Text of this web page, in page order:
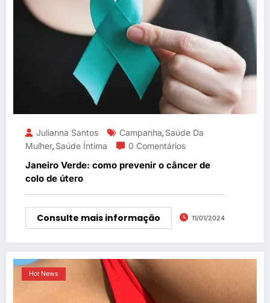
Julianna Santos Campanha, Saúde Da
Mulher, Saúde Íntima 0 Comentários
Janeiro Verde: como prevenir o câncer de
colo de útero
Consulte mais informação 11/01/2024
Hot News